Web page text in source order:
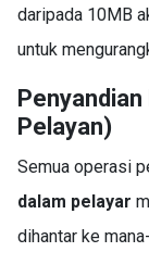
daripada 10MB
untuk
Pelayan)
Semua operasi
dalam pelayar
dihantar ke